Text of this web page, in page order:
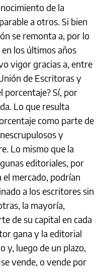
de la
a otros. Si bien
se remonta a, por lo
los últimos años
vigor gracias a, entre
de Escritoras y
porcentaje? Sí, por
Lo que resulta
como parte de
y
Lo mismo que la
editoriales, por
el mercado, podrían
a los escritores sin
la mayoría,
de su capital en cada
gana y la editorial
y, luego de un plazo,
vende, o vende por